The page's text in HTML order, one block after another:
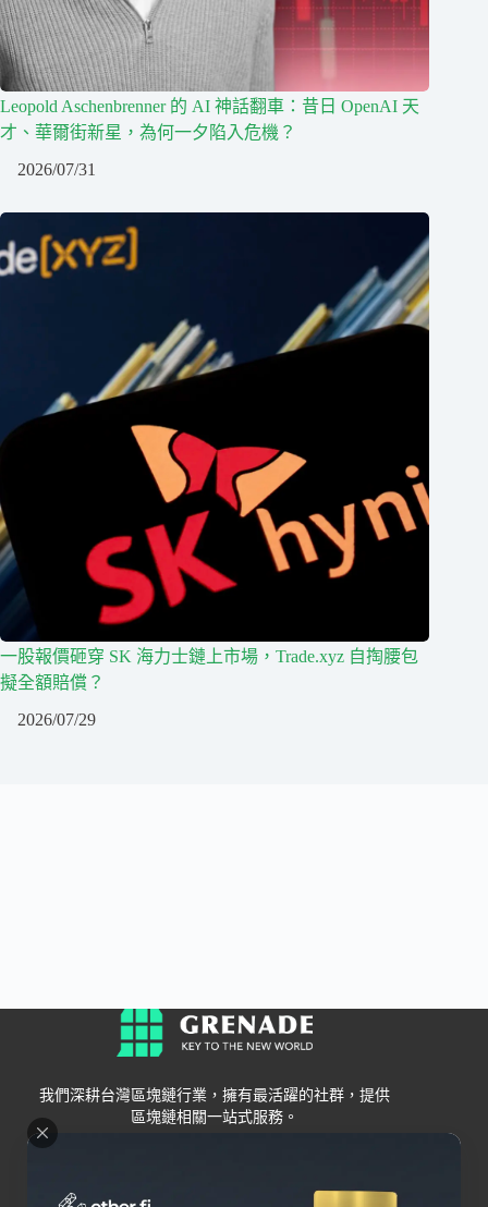
Leopold Aschenbrenner 的 AI 神話翻車：昔日 OpenAI 天
才、華爾街新星，為何一夕陷入危機？
2026/07/31
一股報價砸穿 SK 海力士鏈上市場，Trade.xyz 自掏腰包
擬全額賠償？
2026/07/29
我們深耕台灣區塊鏈行業，擁有最活躍的社群，提供
區塊鏈相關一站式服務。
Grenade